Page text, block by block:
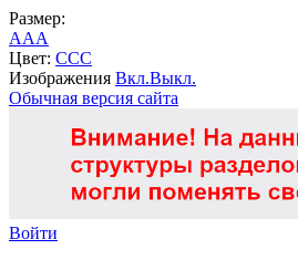
Размер:
AAA
Цвет: CCC
Изображения Вкл.Выкл.
Обычная версия сайта
Войти